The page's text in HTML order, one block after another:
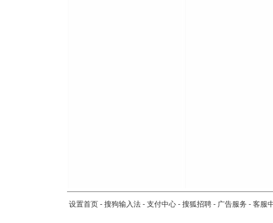
设置首页 - 搜狗输入法 - 支付中心 - 搜狐招聘 - 广告服务 - 客服